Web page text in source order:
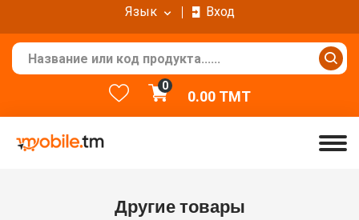
Язык
Вход
0
0.00TMT
Другие товары